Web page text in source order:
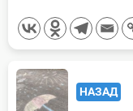
<span
class="nav-НАЗАД